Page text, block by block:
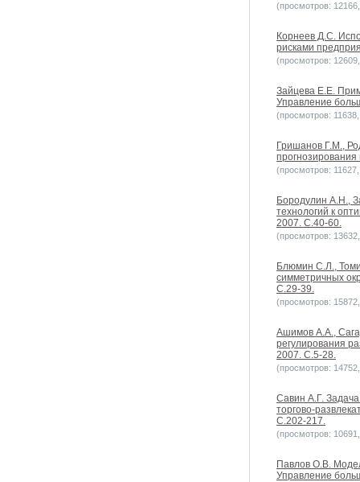
(просмотров:
Корнеев Д.С.
рисками
(просмотров:
Зайцева Е.Е.
Управление
(просмотров:
Гришанов Г.М.,
(просмотров:
Бородулин А.Н.,
технологий к
2007. С.40-60.
(просмотров:
Блюмин С.Л.,
симметричных
С.29-39.
(просмотров:
Ашимов А.А.,
регулирования
2007. С.5-28.
(просмотров:
Савин А.Г.
торгово-
С.202-217.
(просмотров:
Павлов О.В.
Управление